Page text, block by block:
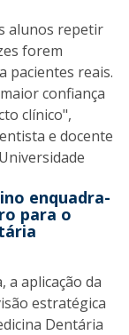
alunos repetir
forem
pacientes reais.
confiança
clínico",
e docente
enquadra-
para o
a aplicação da
estratégica
Dentária